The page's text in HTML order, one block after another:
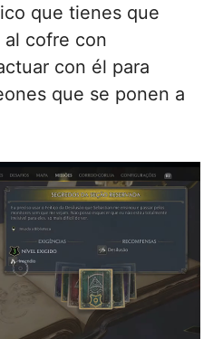
que tienes que
al cofre con
con él para
que se ponen a